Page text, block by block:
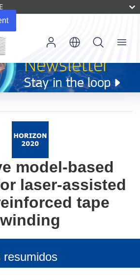
Menu
model-based
laser-assisted
tape
winding
resumidos